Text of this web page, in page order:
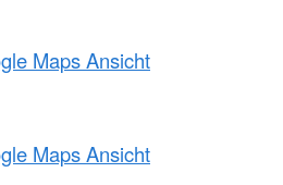
Maps Ansicht
Maps Ansicht